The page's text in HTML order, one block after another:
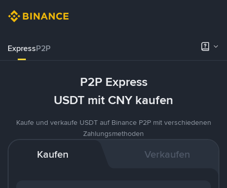
ExpressP2P
P2P Express
USDT mit CNY kaufen
Kaufe und verkaufe USDT auf Binance P2P mit verschiedenen
Zahlungsmethoden
Kaufen Verkaufen